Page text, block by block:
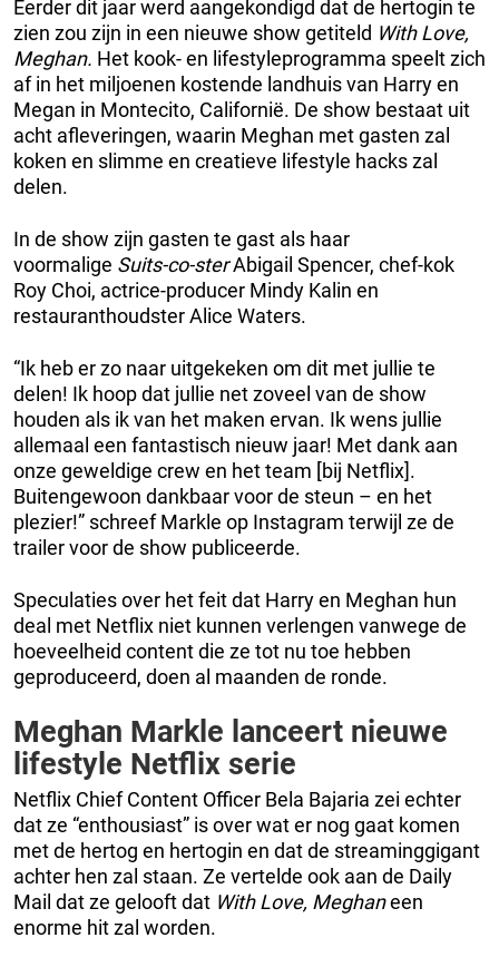
Eerder dit jaar werd aangekondigd dat de hertogin te
zien zou zijn in een nieuwe show getiteld With Love,
Meghan. Het kook- en lifestyleprogramma speelt zich
af in het miljoenen kostende landhuis van Harry en
Megan in Montecito, Californië. De show bestaat uit
acht afleveringen, waarin Meghan met gasten zal
koken en slimme en creatieve lifestyle hacks zal
delen.
In de show zijn gasten te gast als haar
voormalige Suits-co-sterAbigail Spencer, chef-kok
Roy Choi, actrice-producer Mindy Kalin en
restauranthoudster Alice Waters.
“Ik heb er zo naar uitgekeken om dit met jullie te
delen! Ik hoop dat jullie net zoveel van de show
houden als ik van het maken ervan. Ik wens jullie
allemaal een fantastisch nieuw jaar! Met dank aan
onze geweldige crew en het team [bij Netflix].
Buitengewoon dankbaar voor de steun – en het
plezier!” schreef Markle op Instagram terwijl ze de
trailer voor de show publiceerde.
Speculaties over het feit dat Harry en Meghan hun
deal met Netflix niet kunnen verlengen vanwege de
hoeveelheid content die ze tot nu toe hebben
geproduceerd, doen al maanden de ronde.
Meghan Markle lanceert nieuwe
lifestyle Netflix serie
Netflix Chief Content Officer Bela Bajaria zei echter
dat ze “enthousiast” is over wat er nog gaat komen
met de hertog en hertogin en dat de streaminggigant
achter hen zal staan. Ze vertelde ook aan de Daily
Mail dat ze gelooft dat With Love, Meghaneen
enorme hit zal worden.